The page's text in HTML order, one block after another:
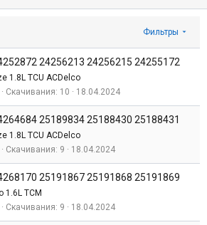
Фильтры
24256213 24256215 24255172
1.8L TCU ACDelco
0
е
д
Скачивания 10 18.04.2024
25189834 25188430 25188431
1.8L TCU ACDelco
0
з
в
е
Скачивания 9 18.04.2024
25191867 25191868 25191869
1.6L TCM
0 Скачивания 9 18.04.2024